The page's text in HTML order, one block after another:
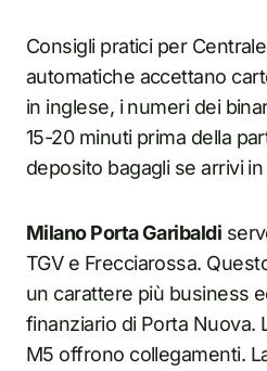
Consigli pratici per
automatiche accettano
in inglese, i numeri dei
15-20 minuti prima della
deposito bagagli se arrivi
Milano Porta Garibaldi
TGV e Frecciarossa.
un carattere più business
finanziario di Porta Nuova.
M5 offrono collegamenti.